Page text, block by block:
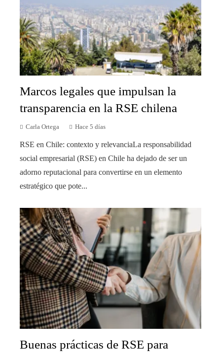
Marcos legales que impulsan la
transparencia en la RSE chilena
Carla Ortega Hace 5 días
RSE en Chile: contexto y relevanciaLa responsabilidad
social empresarial (RSE) en Chile ha dejado de ser un
adorno reputacional para convertirse en un elemento
estratégico que pote...
Buenas prácticas de RSE para